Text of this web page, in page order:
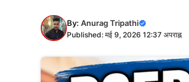
By: Anurag Tripathi
Published: मई 9, 2026 12:37 अपराह्न